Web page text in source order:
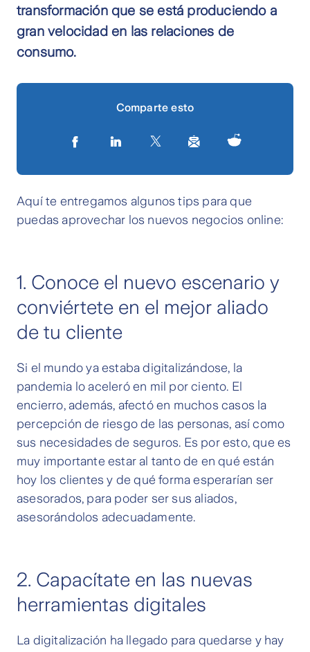
transformación que se está produciendo a
gran velocidad en las relaciones de
consumo.
Comparte esto
Aquí te entregamos algunos tips para que
puedas aprovechar los nuevos negocios online:
1. Conoce el nuevo escenario y
conviértete en el mejor aliado
de tu cliente
Si el mundo ya estaba digitalizándose, la
pandemia lo aceleró en mil por ciento. El
encierro, además, afectó en muchos casos la
percepción de riesgo de las personas, así como
sus necesidades de seguros. Es por esto, que es
muy importante estar al tanto de en qué están
hoy los clientes y de qué forma esperarían ser
asesorados, para poder ser sus aliados,
asesorándolos adecuadamente.
2. Capacítate en las nuevas
herramientas digitales
La digitalización ha llegado para quedarse y hay